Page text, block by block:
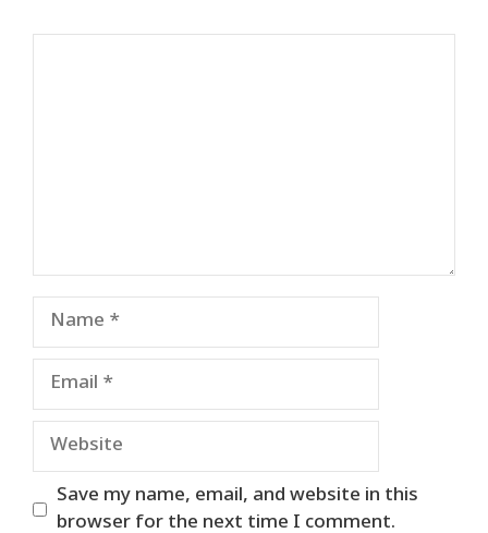
Name
Email
Website
Save my name, email, and website in this
browser for the next time I comment.